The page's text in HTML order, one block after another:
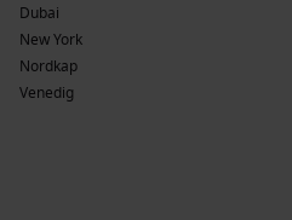
Dubai
New York
Nordkap
Venedig